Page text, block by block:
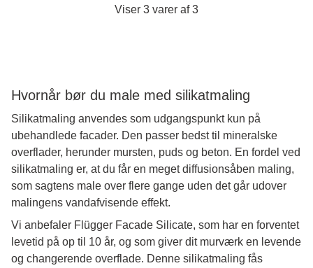
Viser 3 varer af 3
Hvornår bør du male med silikatmaling
Silikatmaling anvendes som udgangspunkt kun på
ubehandlede facader. Den passer bedst til mineralske
overflader, herunder mursten, puds og beton. En fordel ved
silikatmaling er, at du får en meget diffusionsåben maling,
som sagtens male over flere gange uden det går udover
malingens vandafvisende effekt.
Vi anbefaler Flügger Facade Silicate, som har en forventet
levetid på op til 10 år, og som giver dit murværk en levende
og changerende overflade. Denne silikatmaling fås